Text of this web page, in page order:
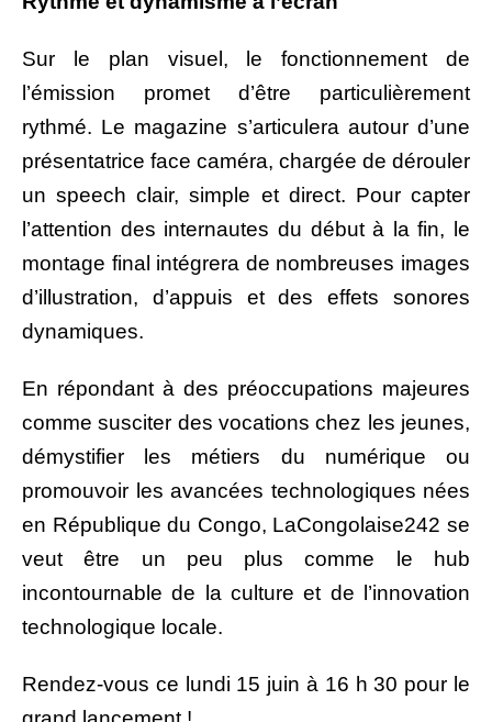
Sur le plan visuel, le fonctionnement de
l’émission promet d’être particulièrement
rythmé. Le magazine s’articulera autour d’une
présentatrice face caméra, chargée de dérouler
un speech clair, simple et direct. Pour capter
l’attention des internautes du début à la fin, le
montage final intégrera de nombreuses images
d’illustration, d’appuis et des effets sonores
dynamiques.
En répondant à des préoccupations majeures
comme susciter des vocations chez les jeunes,
démystifier les métiers du numérique ou
promouvoir les avancées technologiques nées
en République du Congo, LaCongolaise242 se
veut être un peu plus comme le hub
incontournable de la culture et de l’innovation
technologique locale.
Rendez-vous ce lundi 15 juin à 16 h 30 pour le